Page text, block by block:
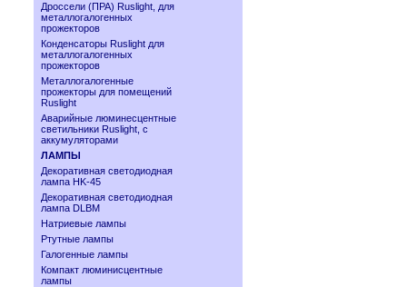
Дроссели (ПРА) Ruslight, для
металлогалогенных
прожекторов
Конденсаторы Ruslight для
металлогалогенных
прожекторов
Металлогалогенные
прожекторы для помещений
Ruslight
Аварийные люминесцентные
светильники Ruslight, с
аккумуляторами
ЛАМПЫ
Декоративная светодиодная
лампа HK-45
Декоративная светодиодная
лампа DLBM
Натриевые лампы
Ртутные лампы
Галогенные лампы
Компакт люминисцентные
лампы